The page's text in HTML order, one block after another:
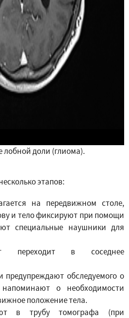
доли (глиома).
этапов:
на передвижном столе,
и тело фиксируют при помощи
специальные наушники для
переходит в соседнее
предупреждают обследуемого о
о необходимости
положение тела.
в трубу томографа (при